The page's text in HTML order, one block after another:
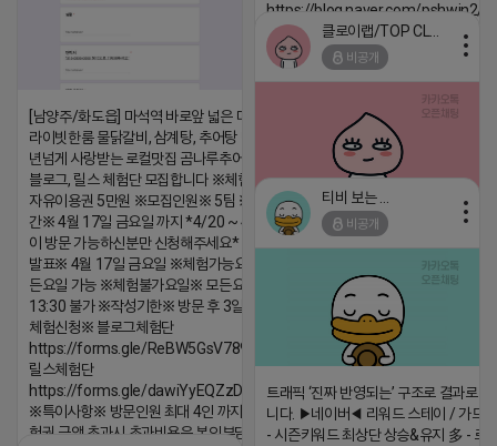
https://blog.naver.com/pshwin2/
2026-04-18 17:12
[남양주/화도읍] 마석역 바로앞 넓은 매장과, 프
라이빗한룸 물닭갈비, 삼계탕, 추어탕 맛집 10
년넘게 사랑받는 로컬맛집 곰나루추어탕에서
블로그, 릴스 체험단 모집합니다 ※체험메뉴※
자유이용권 5만원 ※모집인원※ 5팀 ※모집기
간※ 4월 17일 금요일 까지 *4/20 ~ 4/26 사
이 방문 가능하신분만 신청해주세요* ※체험단
발표※ 4월 17일 금요일 ※체험가능요일※ 모
든요일 가능 ※체험불가요일※ 모든요일 12 ~
13:30 불가 ※작성기한※ 방문 후 3일 이내 ※
체험신청※ 블로그체험단
https://forms.gle/ReBW5GsV789ur2Pz6
릴스체험단
https://forms.gle/dawiYyEQZzDdqf8W8
※특이사항※ 방문인원 최대 4인 까지 가능 체
험권 금액 초과시 초과비용은 본인부담입니다.
비공개
2026-04-18 17:05
비공개
트래픽 ‘진짜 반영되는’ 구조로 결과로
니다. ▶네이버◀ 리워드 스테이 / 가드 /
- 시즌키워드 최상단 상승&유지 多 - 로